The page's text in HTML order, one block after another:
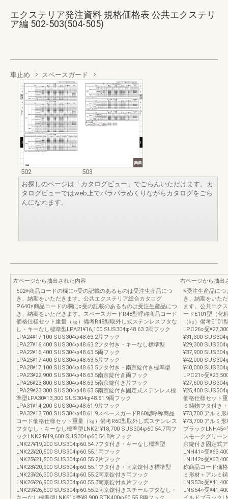
エクステリア発注資料 規格価格表 公共エクステリ
ア編 502-503(504-505)
車止め スペースガード
502
503
お探しのページは「カタログビュー」でごらんいただけます。カ
タログビューではweb上でパラパラめくりながらカタログをごら
んになれます。
左ページから抽出された内容
502※商品コードの欄に○受の記載のあるものは受注生産品につ
き、納期をいただきます。公共エクステリア総合カタログ
P.640※商品コードの欄に○受の記載のあるものは受注生産品につ
き、納期をいただきます。スペースガードR48型呼称商品コード
価格仕様セット重量（㎏）備考R48型取外し式ステンレスフタな
し・キーなし標準型LPA21¥16,100 SUS304φ48.63.2両フック
LPA24¥17,100 SUS304φ48.63.2片フック
LPA27¥16,400 SUS304φ48.63.2フタ付き・キーなし標準型
LPA22¥16,400 SUS304φ48.63.5両フック
LPA25¥17,400 SUS304φ48.63.5片フック
LPA28¥17,100 SUS304φ48.63.5フタ付き・南京錠付き標準型
LPA23¥22,900 SUS304φ48.63.5南京錠付き両フック
LPA26¥23,800 SUS304φ48.63.5南京錠付き片フック
LPA29¥23,300 SUS304φ48.63.5南京錠付き固定式ステンレス標
準型LPA30¥13,300 SUS304φ48.61.9両フック
LPA31¥14,200 SUS304φ48.61.9片フック
LPA32¥13,700 SUS304φ48.61.9スペースガードR60型呼称商品
コード価格仕様セット重量（㎏）備考R60型取外し式ステンレス
フタなし・キーなし標準型LNK21¥18,700 SUS304φ60.54.7両フ
ックLNK24¥19,600 SUS304φ60.54.8片フック
LNK27¥19,200 SUS304φ60.54.7フタ付き・キーなし標準型
LNK22¥20,500 SUS304φ60.55.1両フック
LNK25¥21,500 SUS304φ60.55.2片フック
LNK28¥20,900 SUS304φ60.55.1フタ付き・南京錠付き標準型
LNK23¥26,300 SUS304φ60.55.2南京錠付き両フック
LNK26¥26,900 SUS304φ60.55.3南京錠付き片フック
LNK29¥26,600 SUS304φ60.55.2南京錠付きスチールフタなし・
キーなし標準型LNK61○受¥8,900 STK400φ60.55.8両フック
右ページから抽出
※受注生産品につ
き、納期をいた
ます。公共エク
ードE101型（化
（㎏）備考
LPC26○受
¥31,300
¥29,300
¥37,900
¥42,000
¥40,000
LPC21○受
¥27,600
¥25,400
価格仕様セット
ミ鋳物フタ付き
¥73,700 アルミ
¥73,700 アルミ
ブラック
スモークグリー
京錠付き固定式
LNH41○受
LNH42○受
称商品コード価
ミ形材＋アルミ
LNS53○受
LNS54○受
イルドブラック